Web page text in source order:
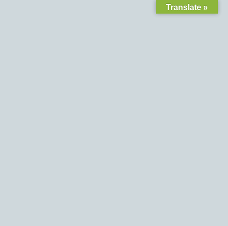
Translate »